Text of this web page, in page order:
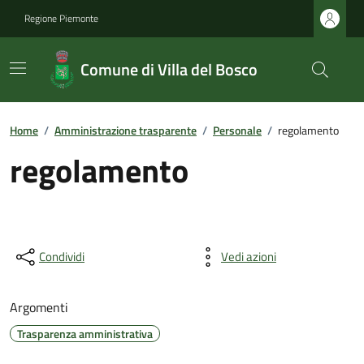
Regione Piemonte
Comune di Villa del Bosco
Home / Amministrazione trasparente / Personale / regolamento
regolamento
Condividi Vedi azioni
Argomenti
Trasparenza amministrativa